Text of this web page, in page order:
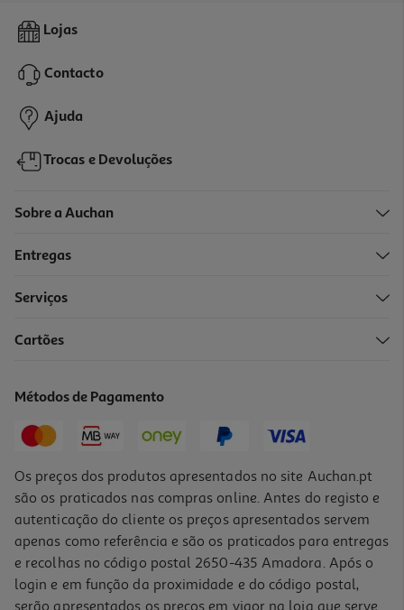
Creme Corpo Instituto Español Aloe Vera 40 Ml
1,25 €
Lojas
Contacto
Ajuda
Trocas e Devoluções
Sobre a Auchan
Entregas
Serviços
Cartões
Métodos de Pagamento
Os preços dos produtos apresentados no site Auchan.pt
são os praticados nas compras online. Antes do registo e
autenticação do cliente os preços apresentados servem
apenas como referência e são os praticados para entregas
e recolhas no código postal 2650-435 Amadora. Após o
login e em função da proximidade e do código postal,
serão apresentados os preços em vigor na loja que serve